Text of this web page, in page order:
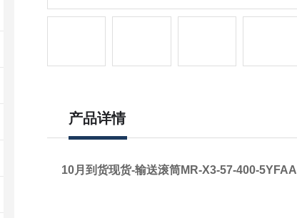
产品详情
10月到货现货-输送滚筒MR-X3-57-400-5YFAA